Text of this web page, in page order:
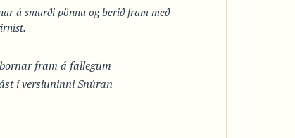
á smurði pönnu og berið fram með
fram á fallegum
í versluninni Snúran